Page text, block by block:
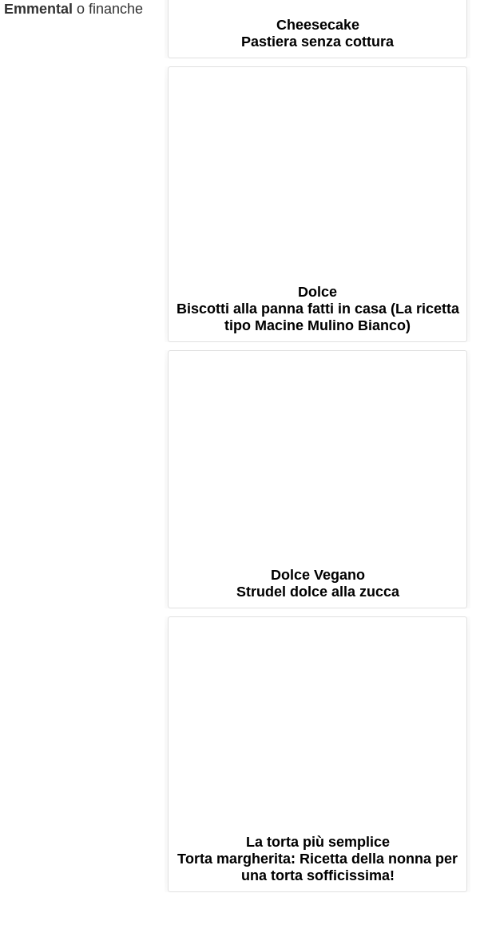
Emmental o finanche
Cheesecake
Pastiera senza cottura
Dolce
Biscotti alla panna fatti in casa (La ricetta
tipo Macine Mulino Bianco)
Dolce Vegano
Strudel dolce alla zucca
La torta più semplice
Torta margherita: Ricetta della nonna per
una torta sofficissima!